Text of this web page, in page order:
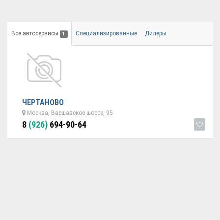
Все автосервисы 1 Специализированные Дилеры
ЧЕРТАНОВО
Москва, Варшавское шоссе, 95
8 (926) 694-90-64